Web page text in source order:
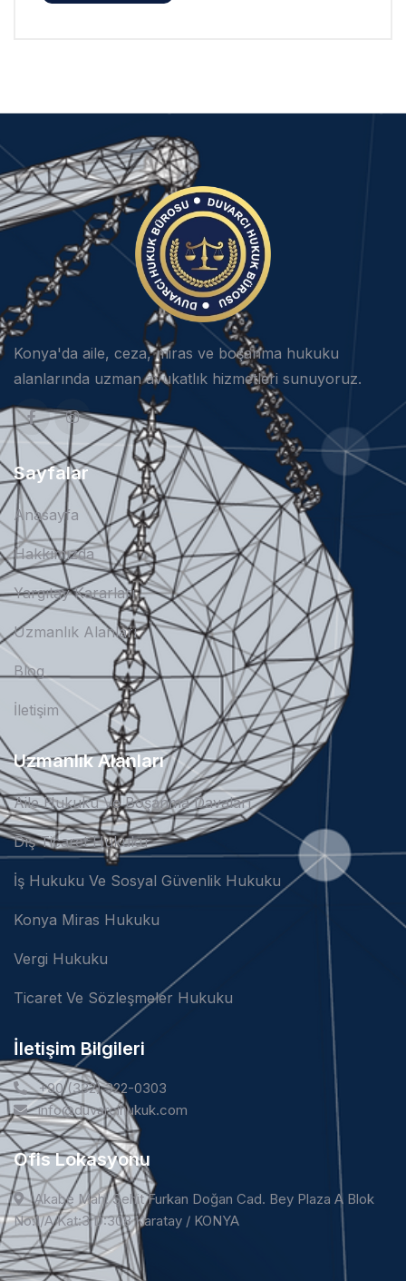
Konya'da aile, ceza, miras ve boşanma hukuku
alanlarında uzman avukatlık hizmetleri sunuyoruz.
Sayfalar
Anasayfa
Hakkımızda
Yargıtay Kararları
Uzmanlık Alanları
Blog
İletişim
Uzmanlık Alanları
Aile Hukuku Ve Boşanma Davaları
Dış Ticaret Hukuku
İş Hukuku Ve Sosyal Güvenlik Hukuku
Konya Miras Hukuku
Vergi Hukuku
Ticaret Ve Sözleşmeler Hukuku
İletişim Bilgileri
+90 (332) 322-0303
info@duvarcihukuk.com
Ofis Lokasyonu
Akabe Mah. Şehit Furkan Doğan Cad. Bey Plaza A Blok
No:1/A Kat:3 D:308 Karatay / KONYA